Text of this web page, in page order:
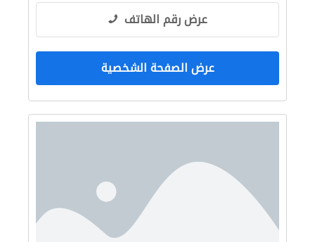
عرض رقم الهاتف
عرض الصفحة الشخصية